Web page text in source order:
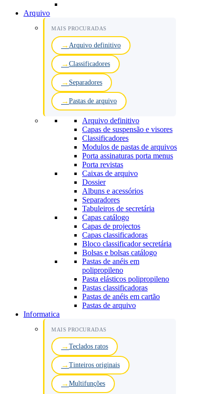
Arquivo
MAIS PROCURADAS
Arquivo definitivo
Classificadores
Separadores
Pastas de arquivo
Arquivo definitivo
Capas de suspensão e visores
Classificadores
Modulos de pastas de arquivos
Porta assinaturas porta menus
Porta revistas
Caixas de arquivo
Dossier
Albuns e acessórios
Separadores
Tabuleiros de secretária
Capas catálogo
Capas de projectos
Capas classificadoras
Bloco classificador secretária
Bolsas e bolsas catálogo
Pastas de anéis em
polipropileno
Pasta elásticos polipropileno
Pastas classificadoras
Pastas de anéis em cartão
Pastas de arquivo
Informatica
MAIS PROCURADAS
Teclados ratos
Tinteiros originais
Multifunções